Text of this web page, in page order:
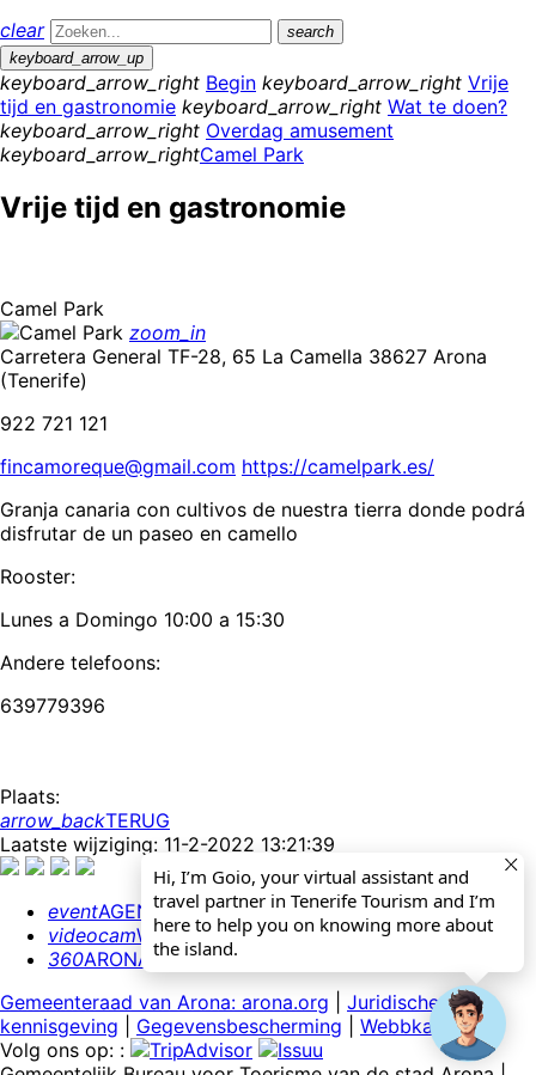
Hi, I’m Goio, your virtual assistant and
travel partner in Tenerife Tourism and I’m
here to help you on knowing more about
the island.
clear
search
keyboard_arrow_up
keyboard_arrow_right Begin keyboard_arrow_right Vrije
tijd en gastronomie keyboard_arrow_right Wat te doen?
keyboard_arrow_right Overdag amusement
keyboard_arrow_rightCamel Park
Vrije tijd en gastronomie
Camel Park
zoom_in
Carretera General TF-28, 65 La Camella 38627 Arona
(Tenerife)
922 721 121
fincamoreque@gmail.com https://camelpark.es/
Granja canaria con cultivos de nuestra tierra donde podrá
disfrutar de un paseo en camello
Rooster:
Lunes a Domingo 10:00 a 15:30
Andere telefoons:
639779396
Plaats:
arrow_backTERUG
Laatste wijziging: 11-2-2022 13:21:39
eventAGENDA
videocamWEBCAMS
360ARONA 360º
Gemeenteraad van Arona: arona.org
Juridische
kennisgeving
Gegevensbescherming
Webbkaart
Volg ons op: :